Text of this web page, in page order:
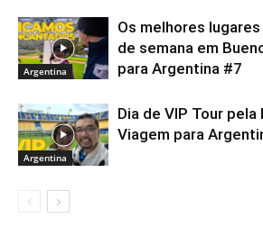
Argentina
Os melhores
de semana em
para Argentina #7
Argentina
Dia de VIP Tour
Viagem para